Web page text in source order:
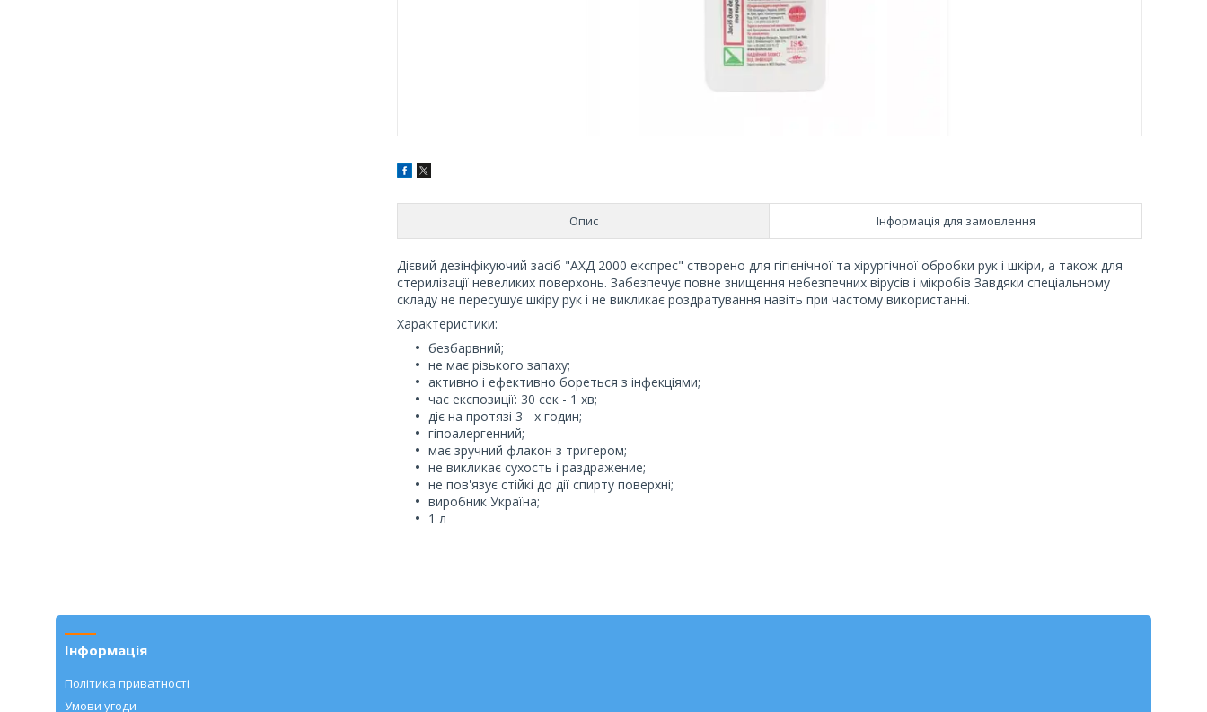
Опис Інформація для замовлення
Дієвий дезінфікуючий засіб "АХД 2000 експрес" створено для гігієнічної та хірургічної обробки рук і шкіри, а також для
стерилізації невеликих поверхонь. Забезпечує повне знищення небезпечних вірусів і мікробів Завдяки спеціальному
складу не пересушує шкіру рук і не викликає роздратування навіть при частому використанні.
Характеристики:
безбарвний;
не має різького запаху;
активно і ефективно бореться з інфекціями;
час експозиції: 30 сек - 1 хв;
діє на протязі 3 - х годин;
гіпоалергенний;
має зручний флакон з тригером;
не викликає сухость і раздражение;
не пов'язує стійкі до дії спирту поверхні;
виробник Україна;
1 л
Інформація
Політика приватності
Умови угоди